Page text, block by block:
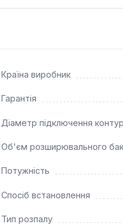
автономної системи
Країна виробник
Гарантія
Діаметр підключення
Об'єм розширювального
Потужність
Спосіб встановлення
Тип розпалу